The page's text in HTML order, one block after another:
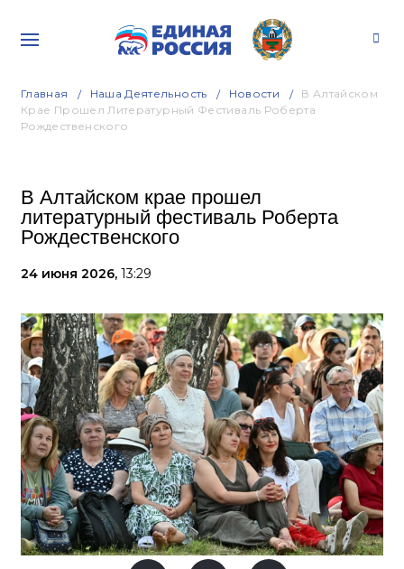
Главная Наша Деятельность Новости
В Алтайском
Крае Прошел Литературный Фестиваль Роберта
Рождественского
В Алтайском крае прошел
литературный фестиваль Роберта
Рождественского
24 июня 2026, 13:29